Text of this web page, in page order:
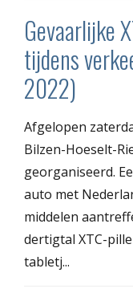
Gevaarlijke
tijdens
2022)
Afgelopen
Bilzen-Hoeselt-
georganiseerd.
auto met
middelen
dertigtal XTC-
tabletj...